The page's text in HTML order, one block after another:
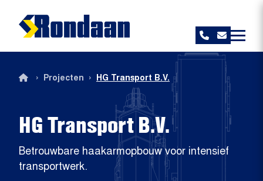
HG Transport B.V.
Betrouwbare haakarmopbouw voor intensief
transportwerk.
› Projecten › HG Transport B.V.